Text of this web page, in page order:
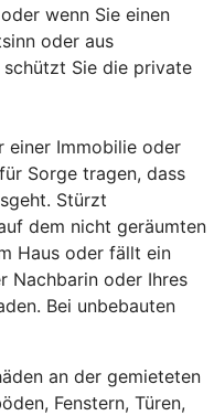
wenn Sie einen
oder aus
Sie die private
einer Immobilie oder
Sorge tragen, dass
Stürzt
dem nicht geräumten
Haus oder fällt ein
Nachbarin oder Ihres
Bei unbebauten
an der gemieteten
Fenstern, Türen,